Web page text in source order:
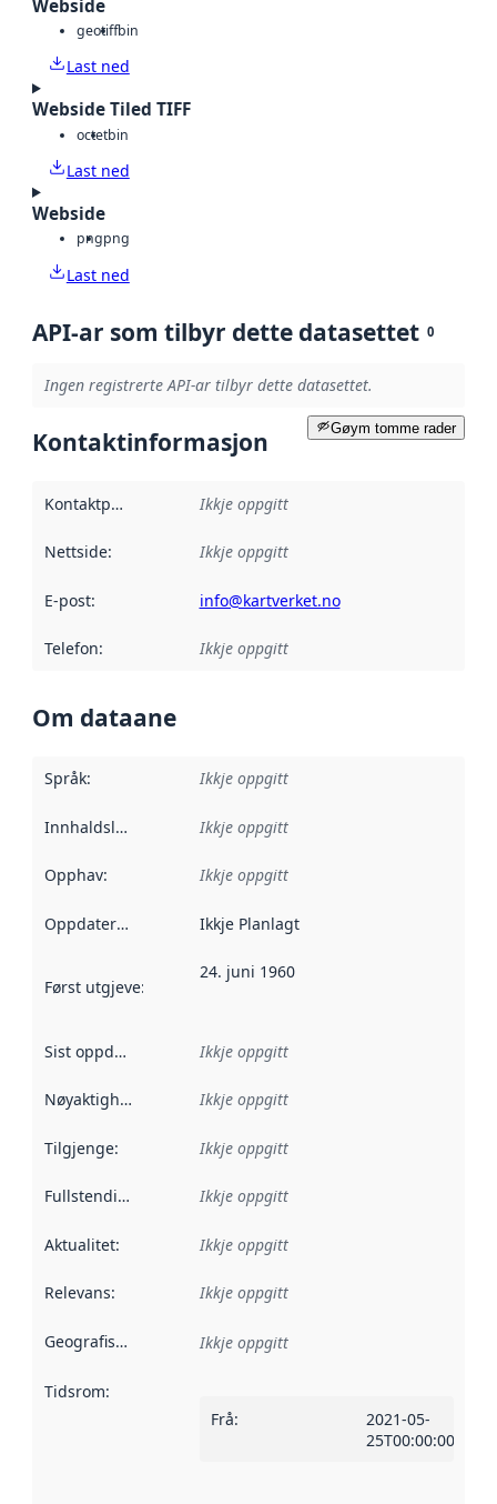
Webside
geotiffbin
Last ned
Webside Tiled TIFF
octetbin
Last ned
Webside
pngpng
Last ned
API-ar som tilbyr dette datasettet 0
Ingen registrerte API-ar tilbyr dette datasettet.
Gøym tomme rader
Kontaktinformasjon
Kontaktpunkt Ikkje oppgitt
Nettside: Ikkje oppgitt
E-post: info@kartverket.no
Telefon: Ikkje oppgitt
Om dataane
Språk: Ikkje oppgitt
Innhaldsleverandørar :
Ikkje oppgitt
Opphav: Ikkje oppgitt
Oppdateringsfrekvens :
Ikkje Planlagt
Først utgjeve: Denne datoen seier når dataa i dette
24. juni 1960
Sist oppdatert Ikkje oppgitt
Nøyaktigheit Ikkje oppgitt
Tilgjenge: Ikkje oppgitt
Fullstendigheit Ikkje oppgitt
Aktualitet: Ikkje oppgitt
Relevans: Ikkje oppgitt
Geografisk område Ikkje oppgitt
Tidsrom:
Frå:
2021-05-
25T00:00:00Z